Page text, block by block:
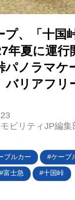
クボード
プ、「十国
年夏に運行
パノラマケ
バリアフリ
ビリティJP編集
ブルカー ケーブ
富士急 十国峠